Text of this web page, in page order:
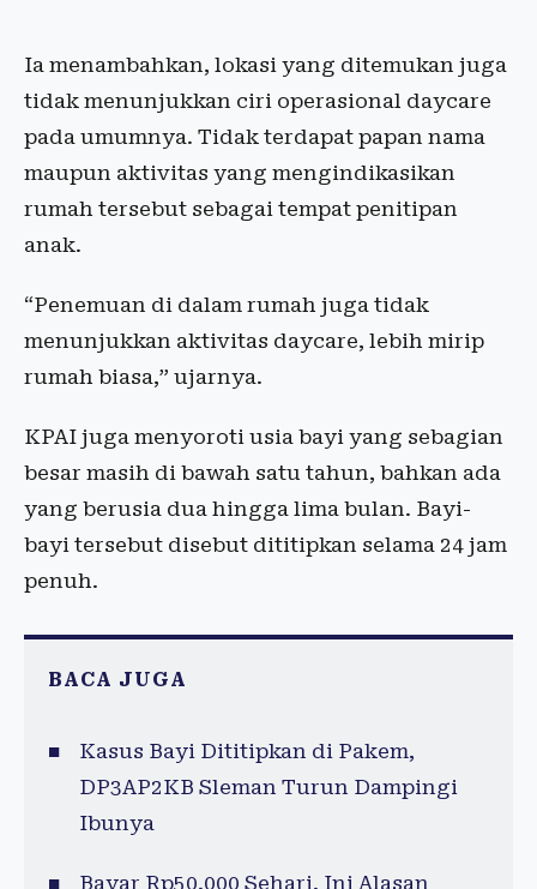
Ia menambahkan, lokasi yang ditemukan juga
tidak menunjukkan ciri operasional daycare
pada umumnya. Tidak terdapat papan nama
maupun aktivitas yang mengindikasikan
rumah tersebut sebagai tempat penitipan
anak.
“Penemuan di dalam rumah juga tidak
menunjukkan aktivitas daycare, lebih mirip
rumah biasa,” ujarnya.
KPAI juga menyoroti usia bayi yang sebagian
besar masih di bawah satu tahun, bahkan ada
yang berusia dua hingga lima bulan. Bayi-
bayi tersebut disebut dititipkan selama 24 jam
penuh.
BACA JUGA
Kasus Bayi Dititipkan di Pakem,
DP3AP2KB Sleman Turun Dampingi
Ibunya
Bayar Rp50.000 Sehari, Ini Alasan